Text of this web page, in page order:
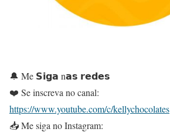
🔔 Me 𝗦𝗶𝗴𝗮 n𝗮𝘀 𝗿𝗲𝗱𝗲𝘀
❤️ Se inscreva no canal:
https://www.youtube.com/c/kellychocolates
📥 Me siga no Instagram: